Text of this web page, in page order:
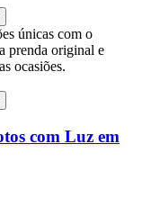
com Luz em